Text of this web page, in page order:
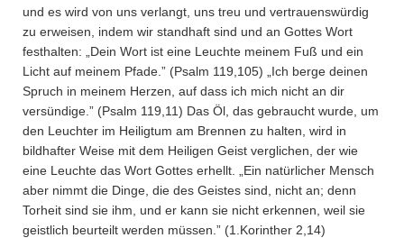
und es wird von uns verlangt, uns treu und vertrauenswürdig
zu erweisen, indem wir standhaft sind und an Gottes Wort
festhalten: „Dein Wort ist eine Leuchte meinem Fuß und ein
Licht auf meinem Pfade.” (Psalm 119,105) „Ich berge deinen
Spruch in meinem Herzen, auf dass ich mich nicht an dir
versündige.” (Psalm 119,11) Das Öl, das gebraucht wurde, um
den Leuchter im Heiligtum am Brennen zu halten, wird in
bildhafter Weise mit dem Heiligen Geist verglichen, der wie
eine Leuchte das Wort Gottes erhellt. „Ein natürlicher Mensch
aber nimmt die Dinge, die des Geistes sind, nicht an; denn
Torheit sind sie ihm, und er kann sie nicht erkennen, weil sie
geistlich beurteilt werden müssen.” (1.Korinther 2,14)